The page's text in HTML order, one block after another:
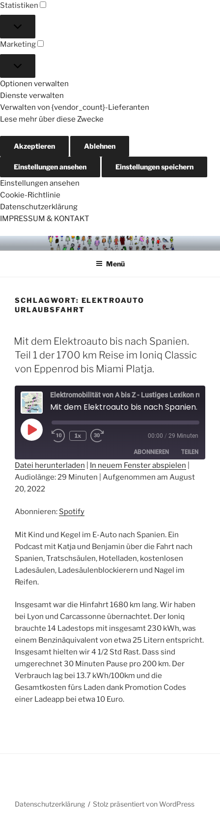
Statistiken
Marketing
Optionen verwalten
Dienste verwalten
Verwalten von {vendor_count}-Lieferanten
Lese mehr über diese Zwecke
Akzeptieren Ablehnen
Einstellungen ansehen Einstellungen speichern
Einstellungen ansehen
Cookie-Richtlinie
Datenschutzerklärung
IMPRESSUM & KONTAKT
Zum
InhaltVÖGELCARTOONS
Menü
SCHLAGWORT: ELEKTROAUTO
URLAUBSFAHRT
Mit dem Elektroauto bis nach Spanien.
Teil 1 der 1700 km Reise im Ioniq Classic
von Eppenrod bis Miami Platja.
Play
Episode
1x 00:00 / 29 Minuten
ABONNIEREN TEILEN
Spotify
TEILEN
Datei herunterladen In neuem Fenster abspielen
Audiolänge: 29 Minuten
Aufgenommen am August
20, 2022
Abonnieren: Spotify
Mit Kind und Kegel im E-Auto nach Spanien. Ein
Podcast mit Katja und Benjamin über die Fahrt nach
Spanien, Tratschsäulen, Hotelladen, kostenlosen
Ladesäulen, Ladesäulenblockierern und Nagel im
Reifen.
Insgesamt war die Hinfahrt 1680 km lang. Wir haben
bei Lyon und Carcassonne übernachtet. Der Ioniq
brauchte 14 Ladestops mit insgesamt 230 kWh, was
einem Benzinäquivalent von etwa 25 Litern entspricht.
Insgesamt hielten wir 4 1/2 Std Rast. Dass sind
umgerechnet 30 Minuten Pause pro 200 km. Der
Verbrauch lag bei 13.7 kWh/100km und die
Gesamtkosten fürs Laden dank Promotion Codes
einer Ladeapp bei etwa 10 Euro.
Datenschutzerklärung Stolz präsentiert von WordPress